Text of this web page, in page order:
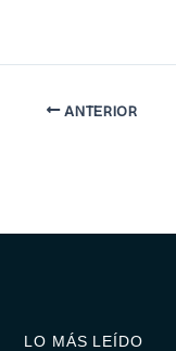
ANTERIOR
LO MÁS LEÍDO